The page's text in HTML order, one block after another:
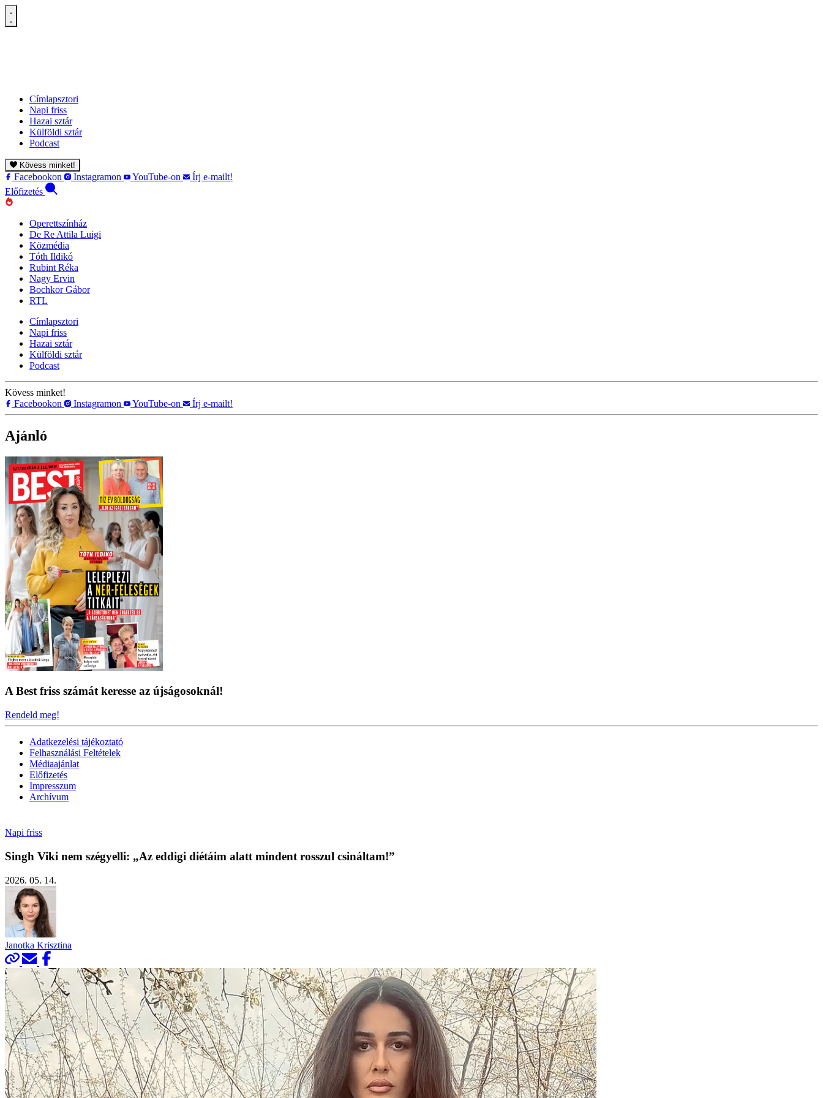
Címlapsztori
Napi friss
Hazai sztár
Külföldi sztár
Podcast
Kövess minket!
Facebookon Instagramon YouTube-on
Írj e-mailt!
Előfizetés
Operettszínház
De Re Attila Luigi
Közmédia
Tóth Ildikó
Rubint Réka
Nagy Ervin
Bochkor Gábor
RTL
Címlapsztori
Napi friss
Hazai sztár
Külföldi sztár
Podcast
Kövess minket!
Facebookon
Instagramon YouTube-on Írj e-mailt!
Ajánló
A Best friss számát keresse az újságosoknál!
Rendeld meg!
Adatkezelési tájékoztató
Felhasználási Feltételek
Médiaajánlat
Előfizetés
Impresszum
Archívum
Napi friss
Singh Viki nem szégyelli: „Az eddigi diétáim alatt mindent rosszul csináltam!”
2026. 05. 14.
Janotka Krisztina